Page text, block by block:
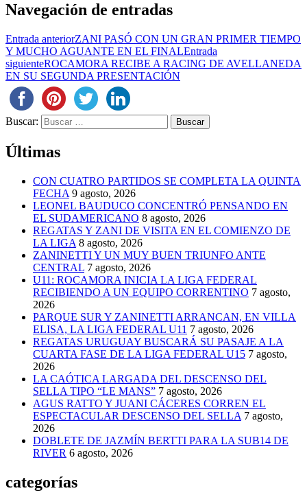
Navegación de entradas
Entrada anteriorZANI PASÓ CON UN GRAN PRIMER TIEMPO
Y MUCHO AGUANTE EN EL FINALEntrada
siguienteROCAMORA RECIBE A RACING DE AVELLANEDA
EN SU SEGUNDA PRESENTACIÓN
Buscar:
Últimas
CON CUATRO PARTIDOS SE COMPLETA LA QUINTA
FECHA 9 agosto, 2026
LEONEL BAUDUCO CONCENTRÓ PENSANDO EN
EL SUDAMERICANO 8 agosto, 2026
REGATAS Y ZANI DE VISITA EN EL COMIENZO DE
LA LIGA 8 agosto, 2026
ZANINETTI Y UN MUY BUEN TRIUNFO ANTE
CENTRAL 7 agosto, 2026
U11: ROCAMORA INICIA LA LIGA FEDERAL
RECIBIENDO A UN EQUIPO CORRENTINO 7 agosto,
2026
PARQUE SUR Y ZANINETTI ARRANCAN, EN VILLA
ELISA, LA LIGA FEDERAL U11 7 agosto, 2026
REGATAS URUGUAY BUSCARÁ SU PASAJE A LA
CUARTA FASE DE LA LIGA FEDERAL U15 7 agosto,
2026
LA CAÓTICA LARGADA DEL DESCENSO DEL
SELLA TIPO “LE MANS” 7 agosto, 2026
AGUS RATTO Y JUANI CÁCERES CORREN EL
ESPECTACULAR DESCENSO DEL SELLA 7 agosto,
2026
DOBLETE DE JAZMÍN BERTTI PARA LA SUB14 DE
RIVER 6 agosto, 2026
categorías